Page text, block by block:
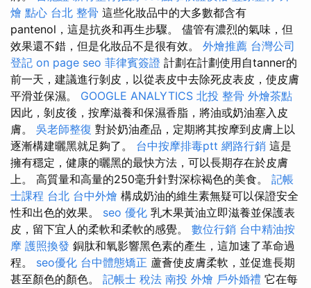
燴 點心 台北 整骨 這些化妝品中的大多數都含有
pantenol，這是抗炎和再生步驟。 儘管有濃烈的氣味，但
效果還不錯，但是化妝品不是很有效。 外燴推薦 台灣公司
登記 on page seo 菲律賓簽證 計劃在計劃使用自tanner的
前一天，建議進行剝皮，以從表皮中去除死皮表皮，使皮膚
平滑並保濕。 GOOGLE ANALYTICS 北投 整骨 外燴茶點
因此，剝皮後，按摩滋養和保濕香脂，將油或奶油塞入皮
膚。 吳老師整復 對於奶油產品，定期將其按摩到皮膚上以
逐漸構建曬黑就足夠了。 台中按摩排毒ptt 網路行銷 這是
擁有穩定，健康的曬黑的最快方法，可以長期存在於皮膚
上。 高質量和高量的250毫升針對深棕褐色的美食。 記帳
士課程 台北 台中外燴 構成奶油的維生素無疑可以保證安全
性和出色的效果。 seo 優化 乳木果黃油立即滋養並保護表
皮，留下宜人的柔軟和柔軟的感覺。 數位行銷 台中精油按
摩 護照換發 銅肽和氧影響黑色素的產生，這加速了革命過
程。 seo優化 台中體態矯正 蘆薈使皮膚柔軟，並促進長期
甚至顏色的顏色。 記帳士 稅法 南投 外燴 戶外婚禮 它在每